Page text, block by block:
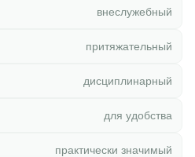
внеслужебный
притяжательный
дисциплинарный
для удобства
практически значимый